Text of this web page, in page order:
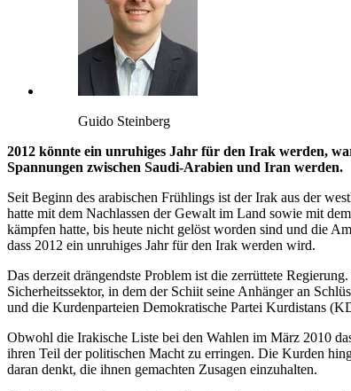
Guido Steinberg
2012 könnte ein unruhiges Jahr für den Irak werden,
Spannungen zwischen Saudi-Arabien und Iran werden.
Seit Beginn des arabischen Frühlings ist der Irak aus der
hatte mit dem Nachlassen der Gewalt im Land sowie mit
kämpfen hatte, bis heute nicht gelöst worden sind und die
dass 2012 ein unruhiges Jahr für den Irak werden wird.
Das derzeit drängendste Problem ist die zerrüttete
Sicherheitssektor, in dem der Schiit seine Anhänger an
und die Kurdenparteien Demokratische Partei Kurdistans
Obwohl die Irakische Liste bei den Wahlen im März 2010
ihren Teil der politischen Macht zu erringen. Die Kurden
daran denkt, die ihnen gemachten Zusagen einzuhalten.